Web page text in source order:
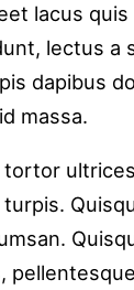
lacus
lectus a
dapibus
massa.
tortor
turpis.